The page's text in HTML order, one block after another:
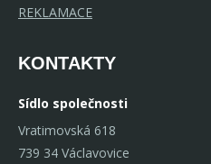
REKLAMACE
KONTAKTY
Sídlo společnosti
Vratimovská 618
739 34 Václavovice